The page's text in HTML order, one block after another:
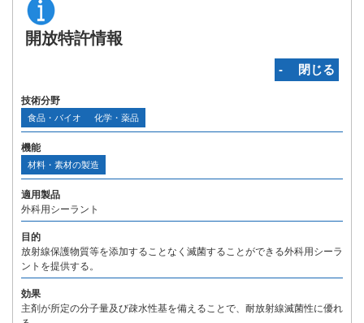
開放特許情報
‐ 閉じる
技術分野
食品・バイオ 化学・薬品
機能
材料・素材の製造
適用製品
外科用シーラント
目的
放射線保護物質等を添加することなく滅菌することができる外科用シーラ
ントを提供する。
効果
主剤が所定の分子量及び疎水性基を備えることで、耐放射線滅菌性に優れ